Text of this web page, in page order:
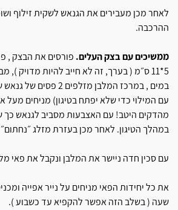
לאחר מכן מעבירים את הגנאש לשקית זילוף
ההרכבה.
ממשיכים עם בצק העלים. פורסים את הבצק ,
5*11 ס״מ ( בערך, זה לא חייב להיות מדויק ),
במים , במרכז המלבן
עם המילוי כדי שלא יפתח בטיגון) מניחים מעל
מהדקים היטב! עם האצבעות מסביב לגנאש כך
במהלך הטיגון. לאחר מכן בעזרת מזלג
עם סכין חדה ניישר את המלבן ונקבל את פאי
את כל יחידות הפאי מניחים על נייר אפייה
שעה ( בשלב הזה אפשר להקפיא עד כשבוע ).